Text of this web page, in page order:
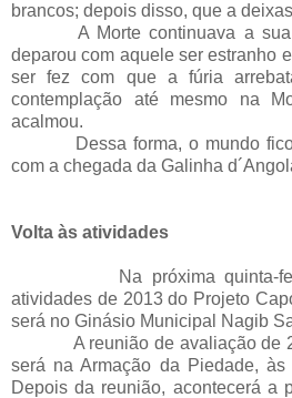
brancos; depois disso, que a
A Morte continuava a sua
deparou com aquele ser estranho
ser fez com que a fúria
contemplação até mesmo na
acalmou.
Dessa forma, o mundo ficou
com a chegada da Galinha
Volta às atividades
Na próxima quinta-feira
atividades de 2013 do Projeto
será no Ginásio Municipal Nagib
A reunião de avaliação de
será na Armação da Piedade,
Depois da reunião, acontecerá a